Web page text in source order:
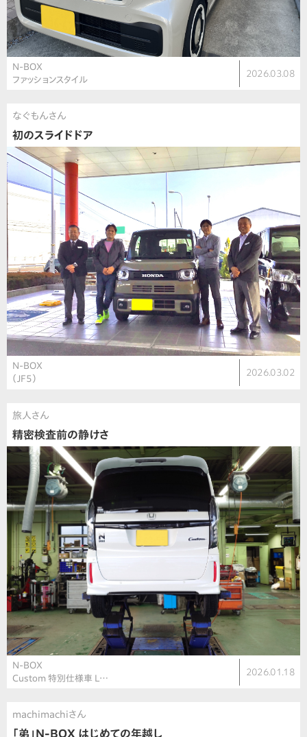
N-BOX
ファッションスタイル
2026.03.08
なぐもんさん
初のスライドドア
N-BOX
（JF5）
2026.03.02
旅人さん
精密検査前の静けさ
N-BOX
Custom 特別仕様車 L…
2026.01.18
machimachiさん
「弟」N-BOX はじめての年越し